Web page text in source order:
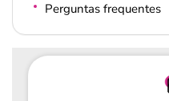
Perguntas frequentes